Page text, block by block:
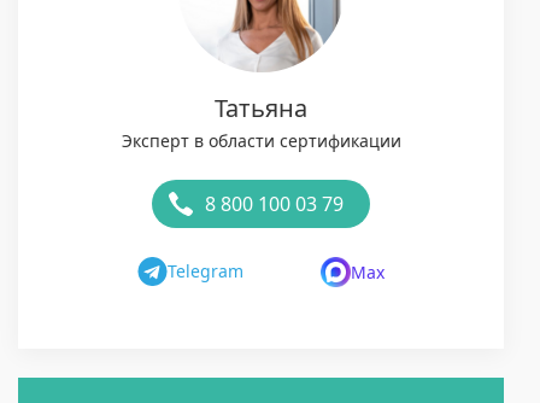
Татьяна
Эксперт в области сертификации
8 800 100 03 79
Telegram Max